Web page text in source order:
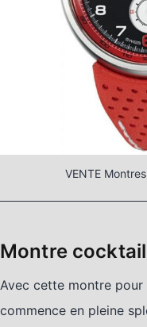
VENTE
Montre cocktail
Avec cette montre pour
commence en pleine